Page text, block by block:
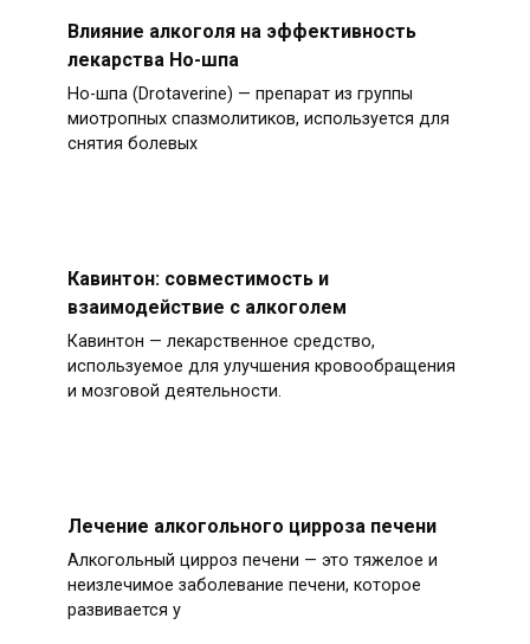
Влияние алкоголя на эффективность
лекарства Но-шпа
Но-шпа (Drotaverine) — препарат из группы
миотропных спазмолитиков, используется для
снятия болевых
Кавинтон: совместимость и
взаимодействие с алкоголем
Кавинтон — лекарственное средство,
используемое для улучшения кровообращения
и мозговой деятельности.
Лечение алкогольного цирроза печени
Алкогольный цирроз печени — это тяжелое и
неизлечимое заболевание печени, которое
развивается у